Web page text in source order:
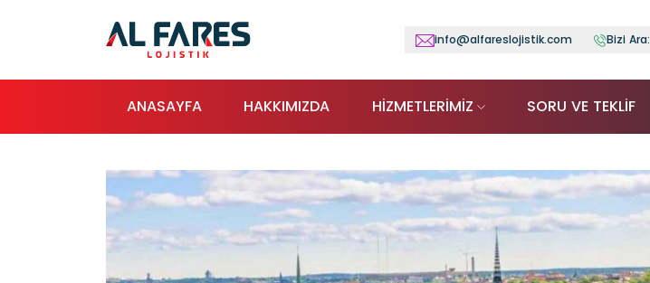
info@alfareslojistik.com Bizi Ara:
ANASAYFA HAKKIMIZDA HİZMETLERİMİZ SORU VE TEKLİF